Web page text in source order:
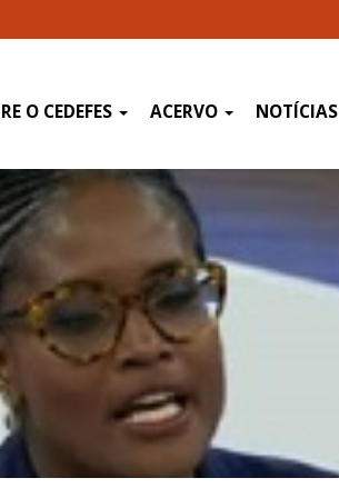
O CEDEFES ACERVO NOTÍCIAS